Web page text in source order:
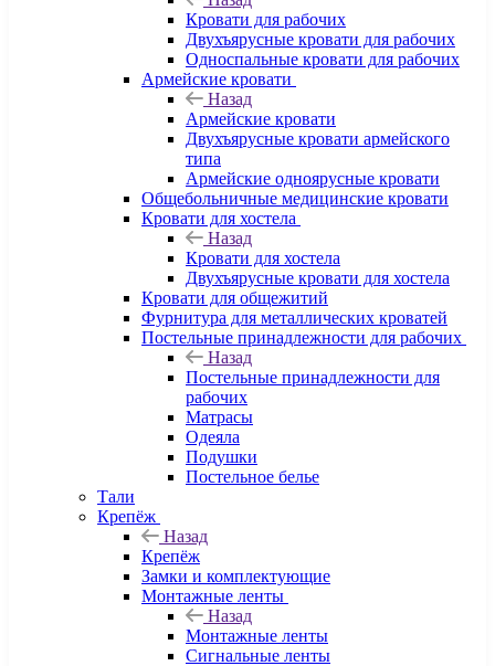
Кровати для рабочих
Двухъярусные кровати для рабочих
Односпальные кровати для рабочих
Армейские кровати
Назад
Армейские кровати
Двухъярусные кровати армейского
типа
Армейские одноярусные кровати
Общебольничные медицинские кровати
Кровати для хостела
Назад
Кровати для хостела
Двухъярусные кровати для хостела
Кровати для общежитий
Фурнитура для металлических кроватей
Постельные принадлежности для рабочих
Назад
Постельные принадлежности для
рабочих
Матрасы
Одеяла
Подушки
Постельное белье
Тали
Крепёж
Назад
Крепёж
Замки и комплектующие
Монтажные ленты
Назад
Монтажные ленты
Сигнальные ленты